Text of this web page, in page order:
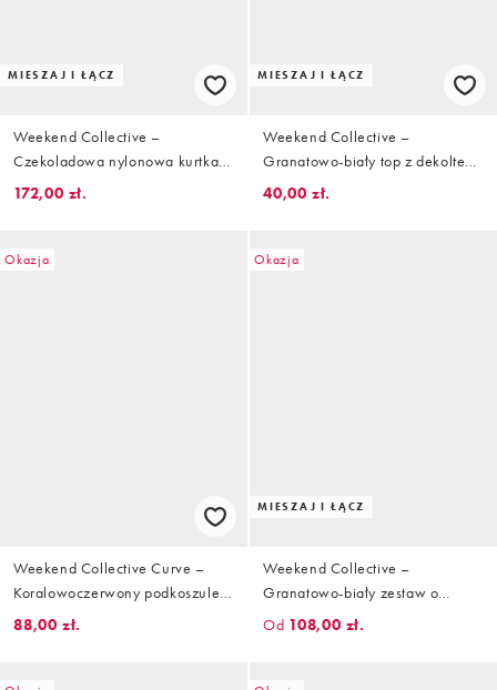
MIESZAJ I ŁĄCZ
Weekend Collective –
Czekoladowa nylonowa kurtka
wiatrówka ze stójką, część
172,00 zł.
MIESZAJ I ŁĄCZ
Weekend Collective –
Granatowo-biały top z dekoltem
bandeau i grafiką, część zestawu
40,00 zł.
Okazja
Weekend Collective Curve –
Koralowoczerwony podkoszulek
o fasonie bokserki z grafiką,
88,00 zł.
Okazja
MIESZAJ I ŁĄCZ
Weekend Collective –
Granatowo-biały zestaw o
fakturze wafla z grafiką
Od 108,00 zł.